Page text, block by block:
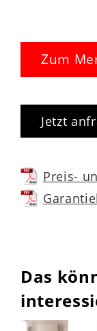
Zum
Jetzt
Preis-
Das